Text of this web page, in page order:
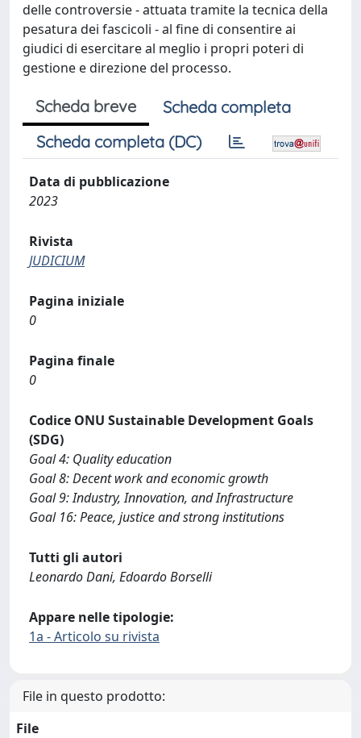
delle controversie - attuata tramite la tecnica della
pesatura dei fascicoli - al fine di consentire ai
giudici di esercitare al meglio i propri poteri di
gestione e direzione del processo.
Scheda breve
Scheda completa
Scheda completa (DC)
Data di pubblicazione
2023
Rivista
JUDICIUM
Pagina iniziale
0
Pagina finale
0
Codice ONU Sustainable Development Goals
(SDG)
Goal 4: Quality education
Goal 8: Decent work and economic growth
Goal 9: Industry, Innovation, and Infrastructure
Goal 16: Peace, justice and strong institutions
Tutti gli autori
Leonardo Dani, Edoardo Borselli
Appare nelle tipologie:
1a - Articolo su rivista
File in questo prodotto:
File